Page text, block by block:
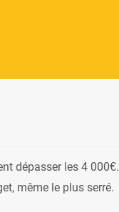
dépasser les 4 000€.
même le plus serré.